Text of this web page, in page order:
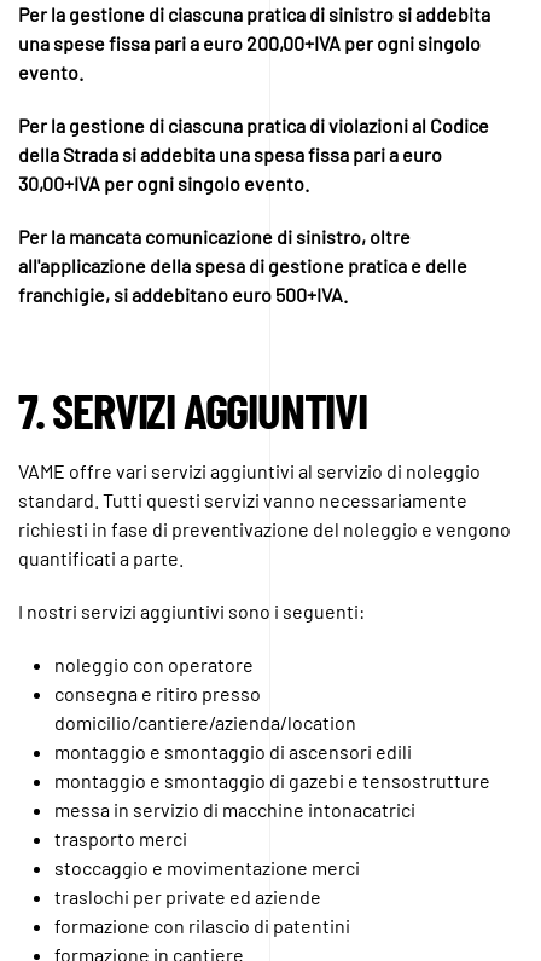
Per la gestione di ciascuna pratica di sinistro si addebita
una spese fissa pari a euro 200,00+IVA per ogni singolo
evento.
Per la gestione di ciascuna pratica di violazioni al Codice
della Strada si addebita una spesa fissa pari a euro
30,00+IVA per ogni singolo evento.
Per la mancata comunicazione di sinistro, oltre
all'applicazione della spesa di gestione pratica e delle
franchigie, si addebitano euro 500+IVA.
7. SERVIZI AGGIUNTIVI
VAME offre vari servizi aggiuntivi al servizio di noleggio
standard. Tutti questi servizi vanno necessariamente
richiesti in fase di preventivazione del noleggio e vengono
quantificati a parte.
I nostri servizi aggiuntivi sono i seguenti:
noleggio con operatore
consegna e ritiro presso
domicilio/cantiere/azienda/location
montaggio e smontaggio di ascensori edili
montaggio e smontaggio di gazebi e tensostrutture
messa in servizio di macchine intonacatrici
trasporto merci
stoccaggio e movimentazione merci
traslochi per private ed aziende
formazione con rilascio di patentini
formazione in cantiere